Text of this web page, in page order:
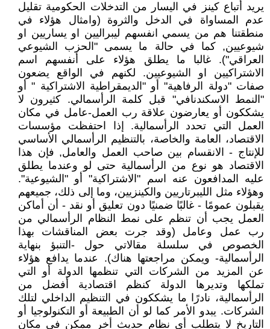
يريد أتباع كينز في اليسار من التدخلات الحكومية تقليل
عدم المساواة في الدخل والثروة (وامثال هؤلاء في
منطقتنا هم من يسمي انفسهم ليبراليين او يساريين او
شيوعيين, كما في حالة ما يسمى "الحزب الشيوعي
العراقي"). غالبا ما يطلق هؤلاء على أنفسهم اسم
الاشتراكيين او الشيوعيين. لكنهم في الواقع يضعون
صفات "دولة الرفاهية" أو "الديمقراطية الاشتراكية " أو
"النمط الاسكندنافي" قبل كلمة الرأسمالي. كثيرون لا
يشككون أو يعارضون علاقة رب العمل-عامل في مكان
العمل التي تحدد الرأسمالية. إذا احتفظت مؤسسات
الاقتصاد، العامة والخاصة، بالتنظيم الرأسمالي الأساسي
للإنتاج - الانقسام بين صاحب العمل والعامل, فإن هذا
الاقتصاد هو نوع من الرأسمالية حتى لو وعندما يطلق
عليه المدافعون عنه اسم "الاشتراكية" أو "الشيوعية".
وهؤلاء مثل الليبرتاريين والكينزيين، وما إلى ذلك، جميعهم
يقبلون عمومًا - غالبًا ضمنيًا دون تعليق أو نقد - أن أماكن
العمل يجب أن تنظم على نمط النظام الرأسمالي من
رب عمل وعامل (وقد جرت بعض المناقشات بهذا
الخصوص في سلسلة مقالاتي حول -التنبؤ بنهاية
الرأسمالية- ويمكن مراجعتها هناك). عندما يدافع هؤلاء
عن المزيد من الشركات التي تنظمها الدولة أو التي
تملكها وتديرها الدولة كنظم اقتصادية أفضل من
الرأسمالية، نادرًا ما يشككون في التنظيم الداخلي لتلك
الشركات. يبدو الأمر كما لو أن الطبيعة أو التكنولوجيا أو
التاريخ لا يتطلب أي نظام حديث أخر ممكن في مكان